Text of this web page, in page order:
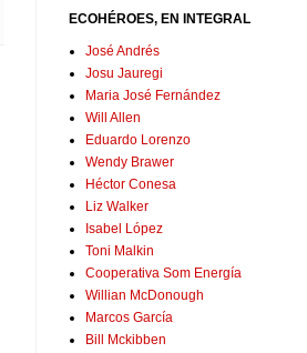
ECOHÉROES, EN INTEGRAL
José Andrés
Josu Jauregi
Maria José Fernández
Will Allen
Eduardo Lorenzo
Wendy Brawer
Héctor Conesa
Liz Walker
Isabel López
Toni Malkin
Cooperativa Som Energía
Willian McDonough
Marcos García
Bill Mckibben